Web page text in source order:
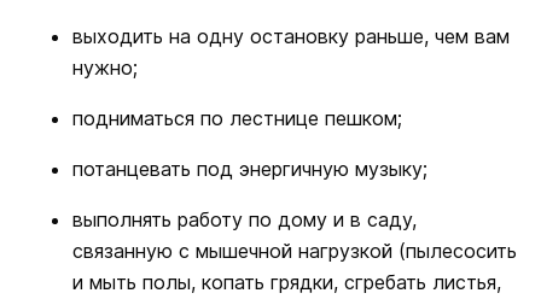
выходить на одну остановку раньше, чем вам
нужно;
подниматься по лестнице пешком;
потанцевать под энергичную музыку;
выполнять работу по дому и в саду,
связанную с мышечной нагрузкой (пылесосить
и мыть полы, копать грядки, сгребать листья,